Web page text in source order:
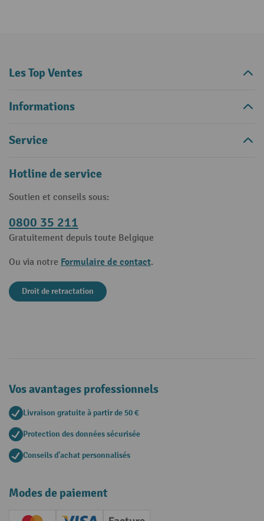
Les Top Ventes
Informations
Service
Hotline de service
Soutien et conseils sous:
0800 35 211
Gratuitement depuis toute Belgique
Ou via notre Formulaire de contact.
Droit de retractation
Vos avantages professionnels
Livraison gratuite à partir de 50 €
Protection des données sécurisée
Conseils d'achat personnalisés
Modes de paiement